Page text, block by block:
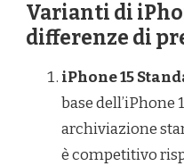
Varianti di
differenze di
iPhone 15
base dell’iPhone
archiviazione
è competitivo